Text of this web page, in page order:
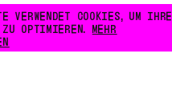
VERWENDET COOKIES, UM IHRE
ZU OPTIMIEREN. MEHR